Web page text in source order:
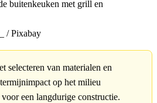
/ Pixabay
selecteren van materialen en
op het milieu
een langdurige constructie.